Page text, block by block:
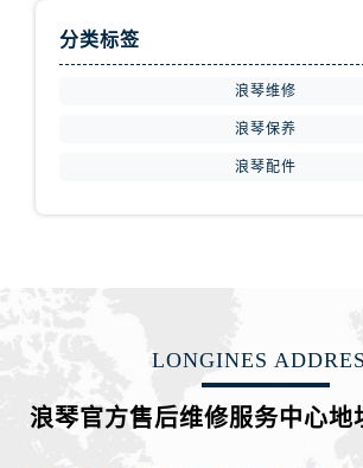
分类标签
浪琴维修
浪琴保养
浪琴配件
LONGINES
浪琴官方售后维修服务中心地